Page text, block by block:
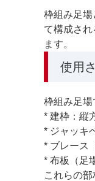
枠組み足
て構成さ
ます。
使用
枠組み足場
* 建枠：縦
* ジャッキ
* ブレース
* 布板（足
これらの